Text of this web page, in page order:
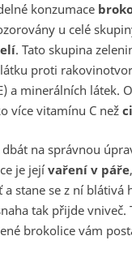
konzumace
u celé
. Tato skupina
proti
a minerálních látek.
více vitamínu C než
dbát na správnou
je jejívaření v páře
stane se z ní
tak přijde
brokolice vám